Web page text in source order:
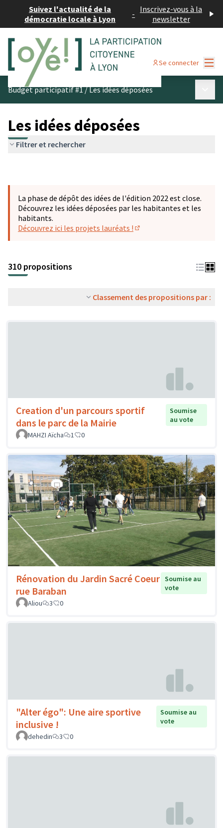
Suivez l'actualité de la
démocratie locale à Lyon
- Inscrivez-vous à la
newsletter
Se connecter
Budget participatif #1/Les idées déposées
Les idées déposées
Filtrer et rechercher
La phase de dépôt des idées de l'édition 2022 est close.
Découvrez les idées déposées par les habitantes et les
habitants.
Découvrez ici les projets lauréats !
310 propositions
Classement des propositions par :
Creation d'un parcours sportif
dans le parc de la Mairie
Soumise
au vote
MAHZI Aïcha
1 0
Rénovation du Jardin Sacré Coeur
rue Baraban
Soumise au
vote
Aliou
3 0
"Alter égo": Une aire sportive
inclusive !
Soumise au
vote
dehedin
3 0